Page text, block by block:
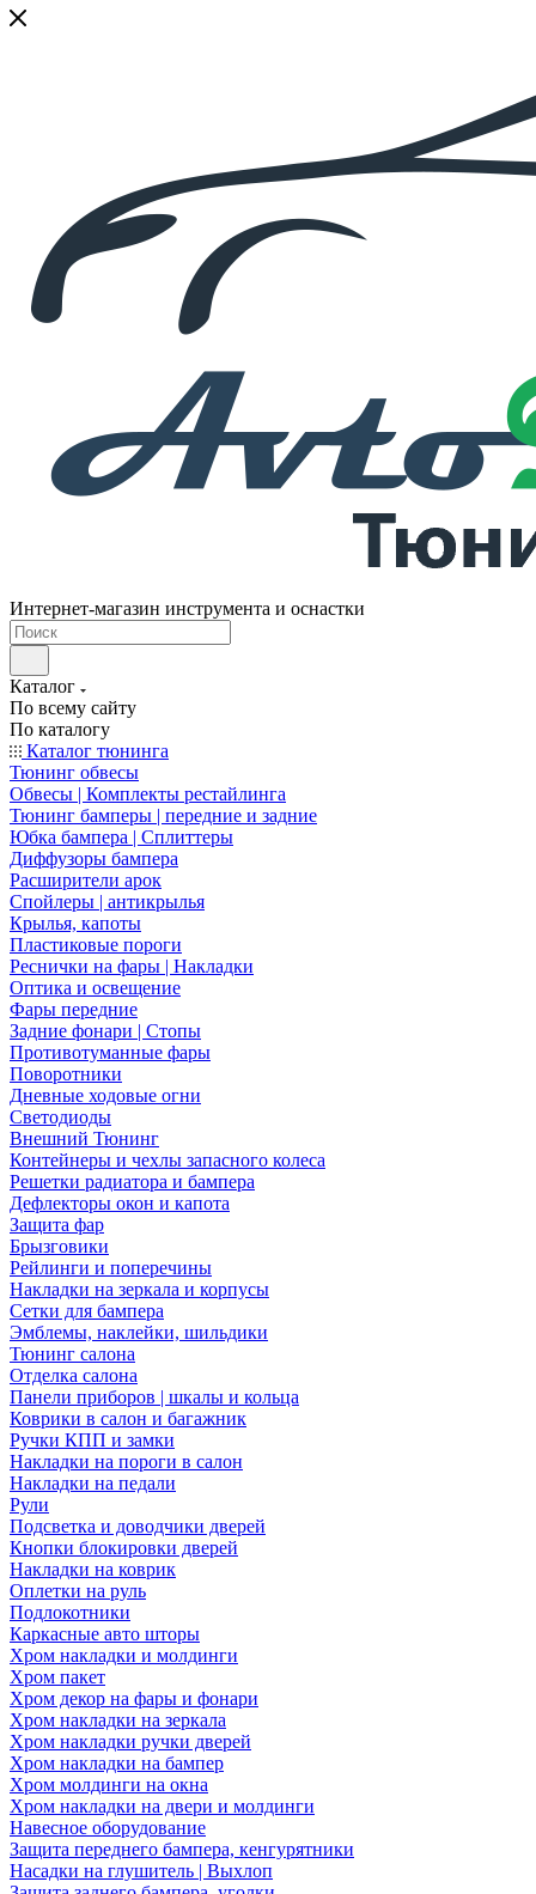
Интернет-магазин инструмента и оснастки
Каталог
По всему сайту
По каталогу
Каталог тюнинга
Тюнинг обвесы
Обвесы | Комплекты рестайлинга
Тюнинг бамперы | передние и задние
Юбка бампера | Сплиттеры
Диффузоры бампера
Расширители арок
Спойлеры | антикрылья
Крылья, капоты
Пластиковые пороги
Реснички на фары | Накладки
Оптика и освещение
Фары передние
Задние фонари | Стопы
Противотуманные фары
Поворотники
Дневные ходовые огни
Светодиоды
Внешний Тюнинг
Контейнеры и чехлы запасного колеса
Решетки радиатора и бампера
Дефлекторы окон и капота
Защита фар
Брызговики
Рейлинги и поперечины
Накладки на зеркала и корпусы
Сетки для бампера
Эмблемы, наклейки, шильдики
Тюнинг салона
Отделка салона
Панели приборов | шкалы и кольца
Коврики в салон и багажник
Ручки КПП и замки
Накладки на пороги в салон
Накладки на педали
Рули
Подсветка и доводчики дверей
Кнопки блокировки дверей
Накладки на коврик
Оплетки на руль
Подлокотники
Каркасные авто шторы
Хром накладки и молдинги
Хром пакет
Хром декор на фары и фонари
Хром накладки на зеркала
Хром накладки ручки дверей
Хром накладки на бампер
Хром молдинги на окна
Хром накладки на двери и молдинги
Навесное оборудование
Защита переднего бампера, кенгурятники
Насадки на глушитель | Выхлоп